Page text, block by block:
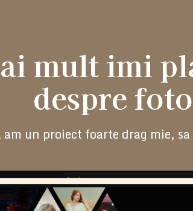
mult imi
despre
un proiect foarte drag mie,